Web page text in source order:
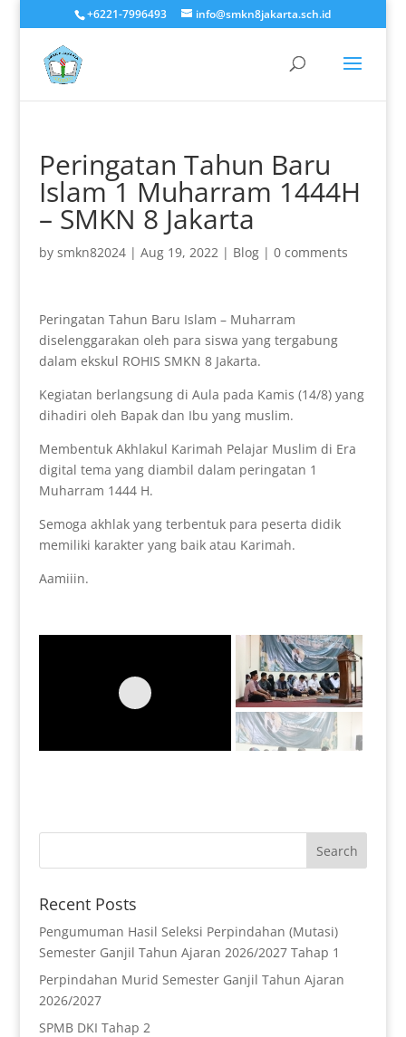
+6221-7996493 info@smkn8jakarta.sch.id
Peringatan Tahun Baru
Islam 1 Muharram 1444H
– SMKN 8 Jakarta
by smkn82024| Aug 19, 2022| Blog| 0 comments
Peringatan Tahun Baru Islam – Muharram
diselenggarakan oleh para siswa yang tergabung
dalam ekskul ROHIS SMKN 8 Jakarta.
Kegiatan berlangsung di Aula pada Kamis (14/8) yang
dihadiri oleh Bapak dan Ibu yang muslim.
Membentuk Akhlakul Karimah Pelajar Muslim di Era
digital tema yang diambil dalam peringatan 1
Muharram 1444 H.
Semoga akhlak yang terbentuk para peserta didik
memiliki karakter yang baik atau Karimah.
Aamiiin.
Recent Posts
Pengumuman Hasil Seleksi Perpindahan (Mutasi)
Semester Ganjil Tahun Ajaran 2026/2027 Tahap 1
Perpindahan Murid Semester Ganjil Tahun Ajaran
2026/2027
SPMB DKI Tahap 2